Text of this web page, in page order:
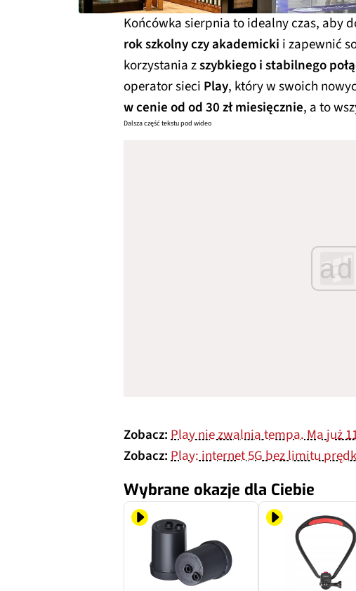
Końcówka sierpnia to idealny czas, aby
rok szkolny czy akademicki i zapewnić
korzystania zszybkiego i stabilnego
operator sieci Play, który w swoich
w cenie od od 30 zł miesięcznie, a to
Dalsza część tekstu pod wideo
ad
Zobacz:Play nie zwalnia tempa. Ma już
Zobacz:Play: internet 5G bez limitu
Wybrane okazje dla Ciebie